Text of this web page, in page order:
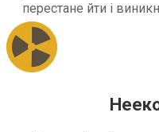
перестане йти і